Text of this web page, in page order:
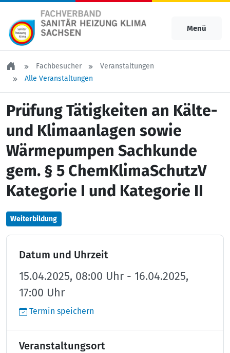
Menü
Fachbesucher
Veranstaltungen
Alle Veranstaltungen
Prüfung Tätigkeiten an Kälte-
und Klimaanlagen sowie
Wärmepumpen Sachkunde
gem. § 5 ChemKlimaSchutzV
Kategorie I und Kategorie II
Weiterbildung
Datum und Uhrzeit
15.04.2025, 08:00 Uhr - 16.04.2025,
17:00 Uhr
Termin speichern
Veranstaltungsort